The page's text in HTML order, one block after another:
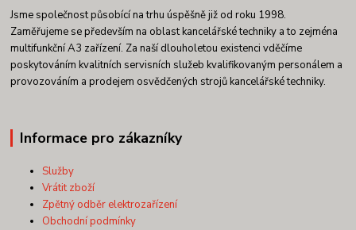
Jsme společnost působící na trhu úspěšně již od roku 1998.
Zaměřujeme se především na oblast kancelářské techniky a to zejména
multifunkční A3 zařízení. Za naší dlouholetou existenci vděčíme
poskytováním kvalitních servisních služeb kvalifikovaným personálem a
provozováním a prodejem osvědčených strojů kancelářské techniky.
Informace pro zákazníky
Služby
Vrátit zboží
Zpětný odběr elektrozařízení
Obchodní podmínky